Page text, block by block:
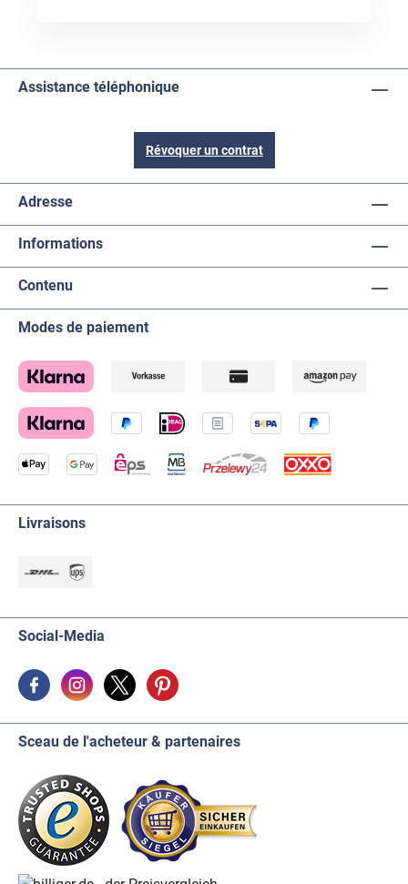
Assistance téléphonique
Révoquer un contrat
Adresse
Informations
Contenu
Modes de paiement
Livraisons
Social-Media
Sceau de l'acheteur & partenaires